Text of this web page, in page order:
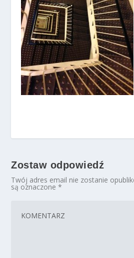
Zostaw odpowiedź
Twój adres email nie zostanie
są oznaczone*